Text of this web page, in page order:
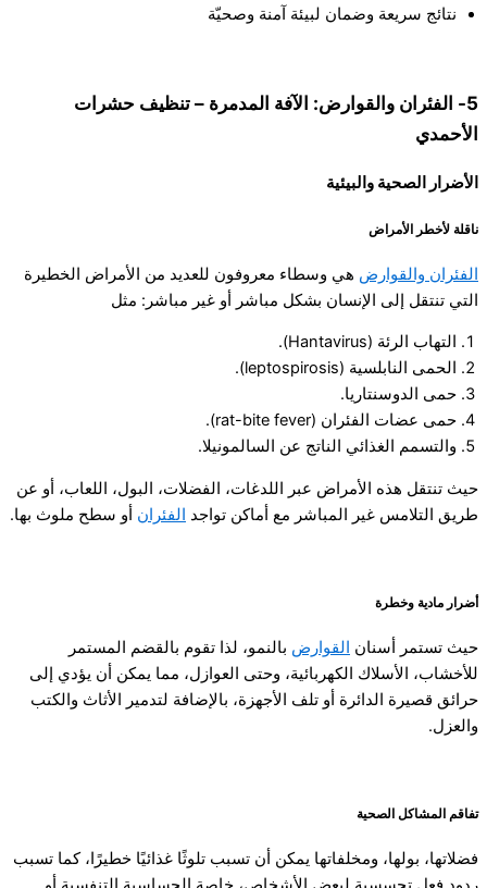
نتائج سريعة وضمان لبيئة آمنة وصحيّة
5- الفئران والقوارض: الآفة المدمرة – تنظيف حشرات
الأحمدي
الأضرار الصحية والبيئية
ناقلة لأخطر الأمراض
الفئران والقوارض هي وسطاء معروفون للعديد من الأمراض الخطيرة
التي تنتقل إلى الإنسان بشكل مباشر أو غير مباشر: مثل
التهاب الرئة (Hantavirus).
الحمى النابلسية (leptospirosis).
حمى الدوسنتاريا.
حمى عضات الفئران (rat-bite fever).
والتسمم الغذائي الناتج عن السالمونيلا.
حيث تنتقل هذه الأمراض عبر اللدغات، الفضلات، البول، اللعاب، أو عن
طريق التلامس غير المباشر مع أماكن تواجد الفئران أو سطح ملوث بها.
أضرار مادية وخطرة
حيث تستمر أسنان القوارض بالنمو، لذا تقوم بالقضم المستمر
للأخشاب، الأسلاك الكهربائية، وحتى العوازل، مما يمكن أن يؤدي إلى
حرائق قصيرة الدائرة أو تلف الأجهزة، بالإضافة لتدمير الأثاث والكتب
والعزل.
تفاقم المشاكل الصحية
فضلاتها، بولها، ومخلفاتها يمكن أن تسبب تلوثًا غذائيًا خطيرًا، كما تسبب